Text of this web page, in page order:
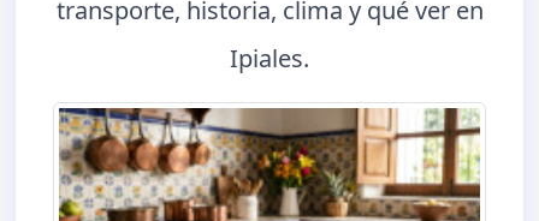
transporte, historia, clima y qué ver en
Ipiales.